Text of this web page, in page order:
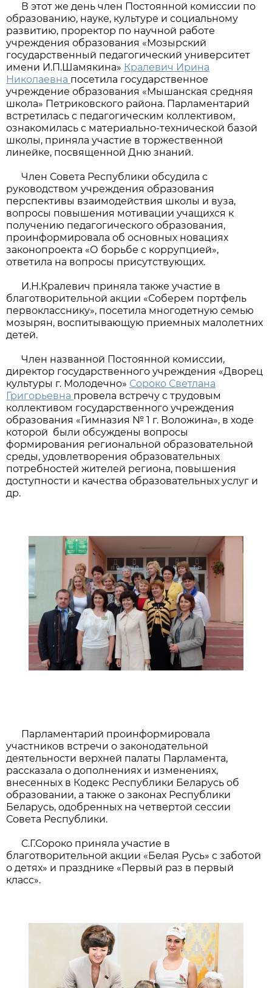
В этот же день член Постоянной комиссии по
образованию, науке, культуре и социальному
развитию, проректор по научной работе
учреждения образования «Мозырский
государственный педагогический университет
имени И.П.Шамякина» Кралевич Ирина
Николаевна посетила государственное
учреждение образования «Мышанская средняя
школа» Петриковского района. Парламентарий
встретилась с педагогическим коллективом,
ознакомилась с материально-технической базой
школы, приняла участие в торжественной
линейке, посвященной Дню знаний.
Член Совета Республики обсудила с
руководством учреждения образования
перспективы взаимодействия школы и вуза,
вопросы повышения мотивации учащихся к
получению педагогического образования,
проинформировала об основных новациях
законопроекта «О борьбе с коррупцией»,
ответила на вопросы присутствующих.
И.Н.Кралевич приняла также участие в
благотворительной акции «Соберем портфель
первокласснику», посетила многодетную семью
мозырян, воспитывающую приемных малолетних
детей.
Член названной Постоянной комиссии,
директор государственного учреждения «Дворец
культуры г. Молодечно» Сороко Светлана
Григорьевна провела встречу с трудовым
коллективом государственного учреждения
образования «Гимназия № 1 г. Воложина», в ходе
которой были обсуждены вопросы
формирования региональной образовательной
среды, удовлетворения образовательных
потребностей жителей региона, повышения
доступности и качества образовательных услуг и
др.
Парламентарий проинформировала
участников встречи о законодательной
деятельности верхней палаты Парламента,
рассказала о дополнениях и изменениях,
внесенных в Кодекс Республики Беларусь об
образовании, а также о законах Республики
Беларусь, одобренных на четвертой сессии
Совета Республики.
С.Г.Сороко приняла участие в
благотворительной акции «Белая Русь» с заботой
о детях» и празднике «Первый раз в первый
класс».